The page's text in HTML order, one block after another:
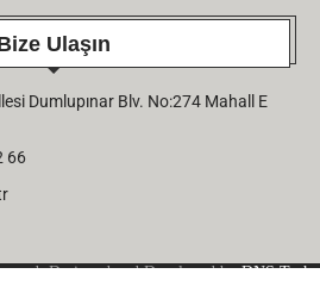
Ulaşın
Dumlupınar Blv. No:274 Mahall E
66
Designed and Developed byDNS Tech